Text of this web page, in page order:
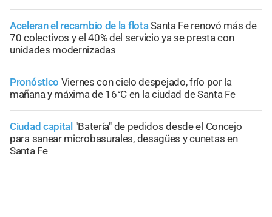
Aceleran el recambio de la flotaSanta Fe renovó más de
70 colectivos y el 40% del servicio ya se presta con
unidades modernizadas
Pronóstico Viernes con cielo despejado, frío por la
mañana y máxima de 16°C en la ciudad de Santa Fe
Ciudad capital "Batería" de pedidos desde el Concejo
para sanear microbasurales, desagües y cunetas en
Santa Fe